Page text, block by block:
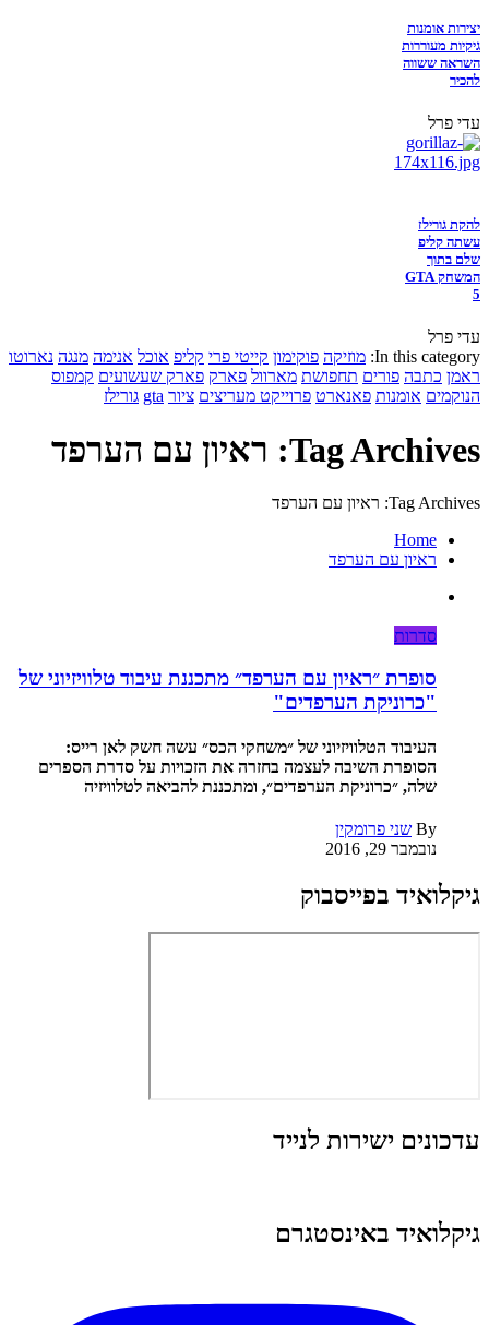
יצירות אומנות
גיקיות מעוררות
השראה ששווה
להכיר
עדי פרל
להקת גורילז
עשתה קליפ
שלם בתוך
המשחק GTA
5
עדי פרל
In this category: מוזיקה פוקימון קייטי פרי קליפ אוכל אנימה מנגה נארוטו
ראמן כתבה פורים תחפושת מארוול פארק פארק שעשועים קמפוס
הנוקמים אומנות פאנארט פרוייקט מעריצים ציור gta גורילז
Tag Archives: ראיון עם הערפד
Tag Archives: ראיון עם הערפד
Home
ראיון עם הערפד
סדרות
סופרת ״ראיון עם הערפד״ מתכננת עיבוד טלוויזיוני של
"כרוניקת הערפדים"
העיבוד הטלוויזיוני של ״משחקי הכס״ עשה חשק לאן רייס:
הסופרת השיבה לעצמה בחזרה את הזכויות על סדרת הספרים
שלה, ״כרוניקת הערפדים״, ומתכננת להביאה לטלוויזיה
By שני פרומקין
נובמבר 29, 2016
גיקלואיד בפייסבוק
עדכונים ישירות לנייד
גיקלואיד באינסטגרם